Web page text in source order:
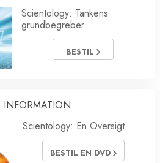
Scientology: Tankens
grundbegreber
BESTIL
INFORMATION
Scientology: En Oversigt
BESTIL EN DVD